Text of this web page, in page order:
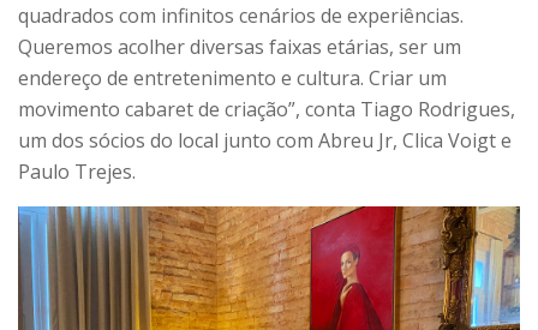
quadrados com infinitos cenários de experiências.
Queremos acolher diversas faixas etárias, ser um
endereço de entretenimento e cultura. Criar um
movimento cabaret de criação”, conta Tiago Rodrigues,
um dos sócios do local junto com Abreu Jr, Clica Voigt e
Paulo Trejes.